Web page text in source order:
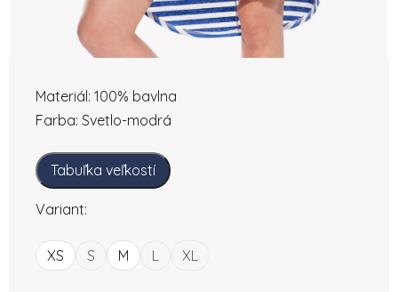
Materiál: 100% bavlna
Farba: Svetlo-modrá
Tabuľka veľkostí
Variant:
XS S M L XL